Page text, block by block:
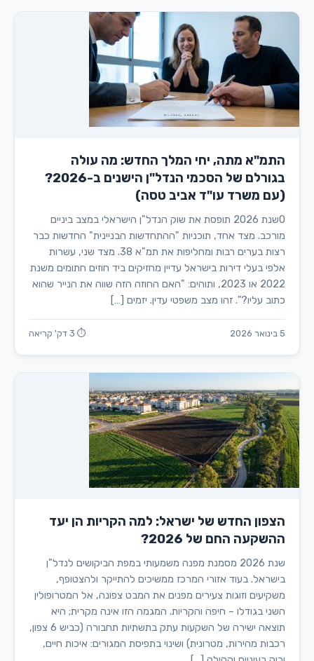
התמ"א מתה, יחי המלך החדש: מה עולה
בגורלם של הסכמי הנדל"ן הישנים ב-2026?
(עם משרד עו"ד אביב טסה)
0שנת 2026 תופסת את שוק הנדל"ן הישראלי במצב ביניים
מורכב. מצד אחד, תוכניות "ההתחדשות הבניינית" החדשות כבר
רצות בערים רבות ומחליפות את תמ"א 38. מצד שני, עשרות
אלפי בעלי דירות בישראל עדיין מחזיקים ביד חוזים חתומים משנת
2022 או 2023, ותוהים: "האם החוזה הזה שווה את הנייר שהוא
כתוב עליו?". זהו מצב משפטי עדין. יזמים […]
5 בינואר 2026 ⏱ 3 דק' קריאה
הצפון החדש של ישראל: למה הקריות הן יעד
ההשקעה החם של 2026?
שנת 2026 מסמנת מפנה משמעותי במפת הביקושים לנדל"ן
בישראל. בעוד אזורי המרכז ממשיכים להתייקר ולהצטופף,
משקיעים וזוגות צעירים מפנים את המבט צפונה, אל המטרופולין
השני בגודלו – חיפה והקריות. המגמה הזו אינה מקרית; היא
תוצאה ישירה של השקעות עתק בתשתיות תחבורה (כביש 6 צפון,
רכבות מהירות, מטרונית) ושינוי בתפיסת המגורים: איכות חיים,